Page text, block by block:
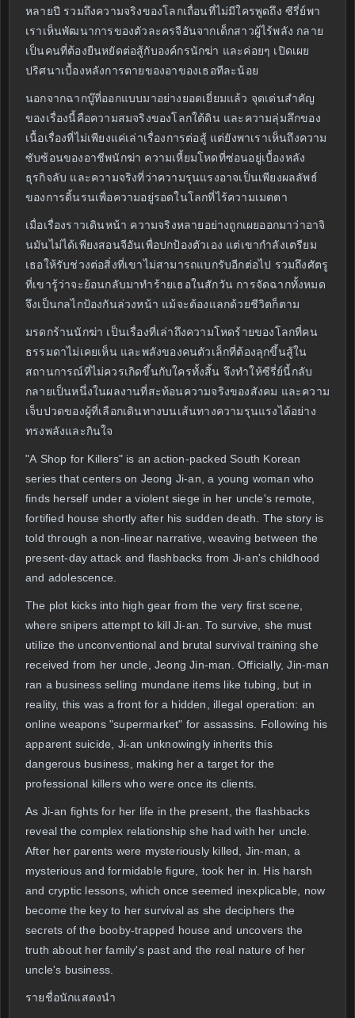
หลายปี รวมถึงความจริงของโลกเถื่อนที่ไม่มีใครพูดถึง ซีรี่ย์พา
เราเห็นพัฒนาการของตัวละครจีอันจากเด็กสาวผู้ไร้พลัง กลาย
เป็นคนที่ต้องยืนหยัดต่อสู้กับองค์กรนักฆ่า และค่อยๆ เปิดเผย
ปริศนาเบื้องหลังการตายของอาของเธอทีละน้อย
นอกจากฉากบู๊ที่ออกแบบมาอย่างยอดเยี่ยมแล้ว จุดเด่นสำคัญ
ของเรื่องนี้คือความสมจริงของโลกใต้ดิน และความลุ่มลึกของ
เนื้อเรื่องที่ไม่เพียงแค่เล่าเรื่องการต่อสู้ แต่ยังพาเราเห็นถึงความ
ซับซ้อนของอาชีพนักฆ่า ความเหี้ยมโหดที่ซ่อนอยู่เบื้องหลัง
ธุรกิจลับ และความจริงที่ว่าความรุนแรงอาจเป็นเพียงผลลัพธ์
ของการดิ้นรนเพื่อความอยู่รอดในโลกที่ไร้ความเมตตา
เมื่อเรื่องราวเดินหน้า ความจริงหลายอย่างถูกเผยออกมาว่าอาจิ
นมันไม่ได้เพียงสอนจีอันเพื่อปกป้องตัวเอง แต่เขากำลังเตรียม
เธอให้รับช่วงต่อสิ่งที่เขาไม่สามารถแบกรับอีกต่อไป รวมถึงศัตรู
ที่เขารู้ว่าจะย้อนกลับมาทำร้ายเธอในสักวัน การจัดฉากทั้งหมด
จึงเป็นกลไกป้องกันล่วงหน้า แม้จะต้องแลกด้วยชีวิตก็ตาม
มรดกร้านนักฆ่า เป็นเรื่องที่เล่าถึงความโหดร้ายของโลกที่คน
ธรรมดาไม่เคยเห็น และพลังของคนตัวเล็กที่ต้องลุกขึ้นสู้ใน
สถานการณ์ที่ไม่ควรเกิดขึ้นกับใครทั้งสิ้น จึงทำให้ซีรี่ย์นี้กลับ
กลายเป็นหนึ่งในผลงานที่สะท้อนความจริงของสังคม และความ
เจ็บปวดของผู้ที่เลือกเดินทางบนเส้นทางความรุนแรงได้อย่าง
ทรงพลังและกินใจ
"A Shop for Killers" is an action-packed South Korean
series that centers on Jeong Ji-an, a young woman who
finds herself under a violent siege in her uncle's remote,
fortified house shortly after his sudden death. The story is
told through a non-linear narrative, weaving between the
present-day attack and flashbacks from Ji-an's childhood
and adolescence.
The plot kicks into high gear from the very first scene,
where snipers attempt to kill Ji-an. To survive, she must
utilize the unconventional and brutal survival training she
received from her uncle, Jeong Jin-man. Officially, Jin-man
ran a business selling mundane items like tubing, but in
reality, this was a front for a hidden, illegal operation: an
online weapons "supermarket" for assassins. Following his
apparent suicide, Ji-an unknowingly inherits this
dangerous business, making her a target for the
professional killers who were once its clients.
As Ji-an fights for her life in the present, the flashbacks
reveal the complex relationship she had with her uncle.
After her parents were mysteriously killed, Jin-man, a
mysterious and formidable figure, took her in. His harsh
and cryptic lessons, which once seemed inexplicable, now
become the key to her survival as she deciphers the
secrets of the booby-trapped house and uncovers the
truth about her family's past and the real nature of her
uncle's business.
รายชื่อนักแสดงนำ